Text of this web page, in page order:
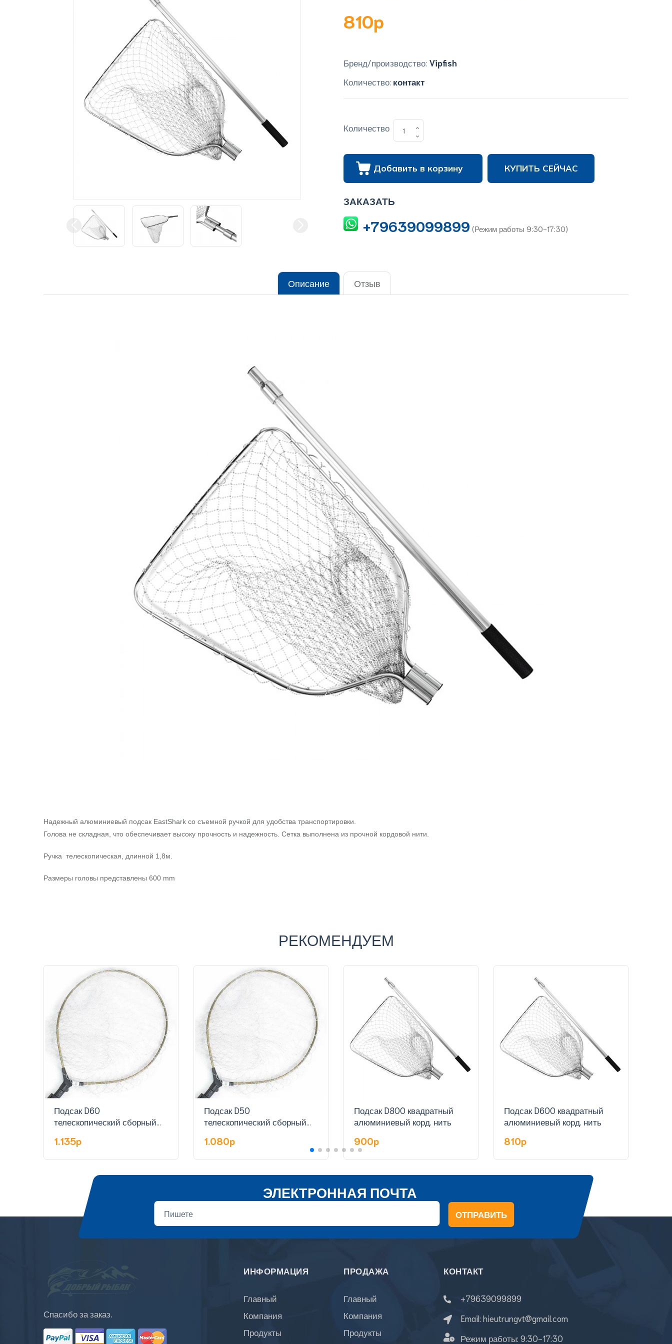
810p
Бренд/производство: Vipfish
Количество: контакт
Количество
Добавить в корзину КУПИТЬ СЕЙЧАС
ЗАКАЗАТЬ
+79639099899 (Режим работы 9:30-17:30)
Описание Отзыв
Надежный алюминиевый подсак EastShark со съемной ручкой для удобства транспортировки.
Голова не складная, что обеспечивает высоку прочность и надежность. Сетка выполнена из прочной кордовой нити.
Ручка телескопическая, длинной 1,8м.
Размеры головы представлены 600 mm
РЕКОМЕНДУЕМ
Подсак D60
телескопический сборный
1.135p
Подсак D50
телескопический сборный
1.080p
Подсак D800 квадратный
алюминиевый корд. нить
900p
Подсак D600 квадратный
алюминиевый корд. нить
810p
ЭЛЕКТРОННАЯ ПОЧТА
ОТПРАВИТЬ
Спасибо за заказ.
ИНФОРМАЦИЯ
Главный
Компания
Продукты
ПРОДАЖА
Главный
Компания
Продукты
КОНТАКТ
+79639099899
Email: hieutrungvt@gmail.com
Режим работы: 9:30-17:30